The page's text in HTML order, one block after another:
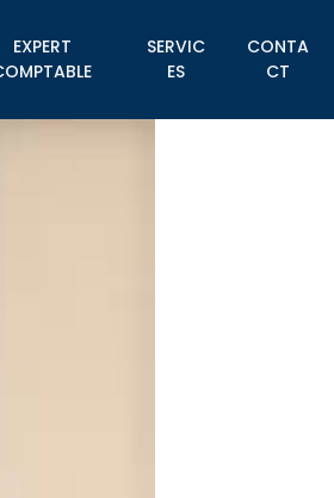
EXPERT
SERVIC
ES
CONTA
CT